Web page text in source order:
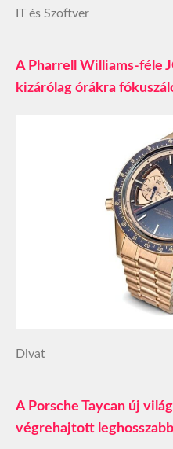
IT és Szoftver
A Pharrell Williams-féle
kizárólag órákra
Divat
A Porsche Taycan új
végrehajtott